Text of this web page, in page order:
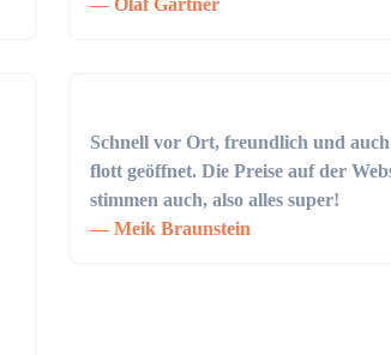
Olaf Gärtner
Schnell vor Ort, freundlich und
flott geöffnet. Die Preise auf der
stimmen auch, also alles super!
Meik Braunstein